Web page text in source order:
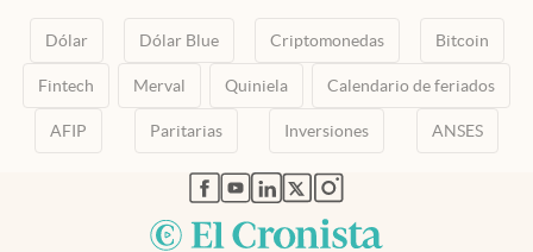
Dólar Dólar Blue Criptomonedas Bitcoin
Fintech Merval Quiniela Calendario de feriados
AFIP Paritarias Inversiones ANSES
abre en nueva pestaña
abre en nueva pestaña
abre en nueva pestaña
abre en nueva pestaña
abre en nueva pestaña